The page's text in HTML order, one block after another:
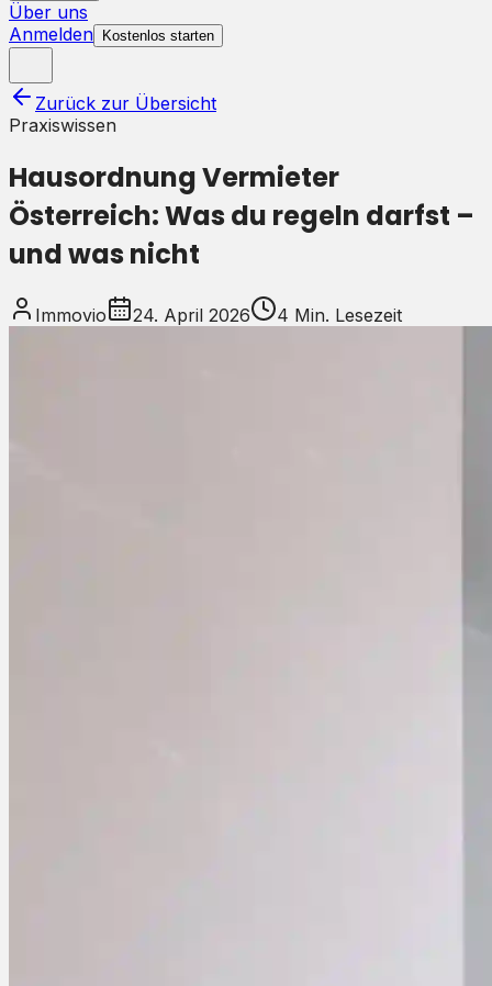
Über uns
Anmelden
Kostenlos starten
Zurück zur Übersicht
Praxiswissen
Hausordnung Vermieter
Österreich: Was du regeln darfst –
und was nicht
Immovio 24. April 2026 4 Min. Lesezeit